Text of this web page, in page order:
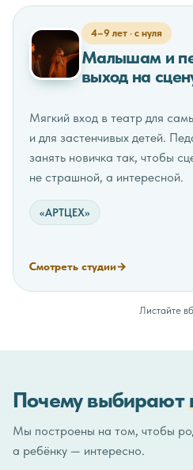
4–9 лет · с нуля
Малышам и
выход на
Мягкий вход в театр для
и для застенчивых детей.
занять новичка так, чтобы
не страшной, а интересной.
«АРТЦЕХ»
Смотреть студии→
Листайте
Почему выбирают
Мы построены на том, чтобы
а ребёнку — интересно.